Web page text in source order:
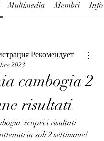
Multimedia Membri Info
Рекомендует
2023
cambogia 2
risultati
scopri i risultati
in soli 2 settimane!